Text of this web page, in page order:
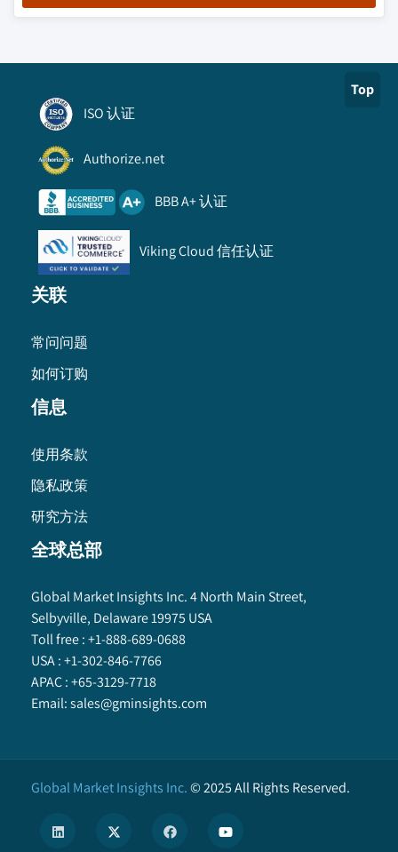
Top
ISO 认证
Authorize.net
BBB A+ 认证
Viking Cloud 信任认证
关联
常问问题
如何订购
信息
使用条款
隐私政策
研究方法
全球总部
Global Market Insights Inc. 4 North Main Street,
Selbyville, Delaware 19975 USA
Toll free :+1-888-689-0688
USA :+1-302-846-7766
APAC :+65-3129-7718
Email:sales@gminsights.com
Global Market Insights Inc.©2025All Rights Reserved.